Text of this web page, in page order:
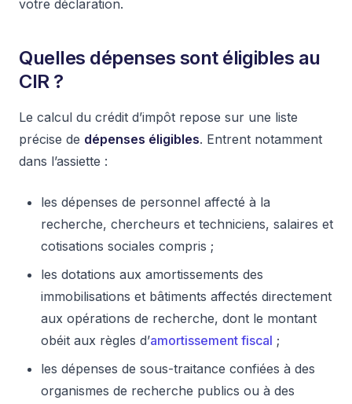
votre déclaration.
Quelles dépenses sont éligibles au
CIR ?
Le calcul du crédit d’impôt repose sur une liste
précise de dépenses éligibles. Entrent notamment
dans l’assiette :
les dépenses de personnel affecté à la
recherche, chercheurs et techniciens, salaires et
cotisations sociales compris ;
les dotations aux amortissements des
immobilisations et bâtiments affectés directement
aux opérations de recherche, dont le montant
obéit aux règles d’amortissement fiscal ;
les dépenses de sous-traitance confiées à des
organismes de recherche publics ou à des